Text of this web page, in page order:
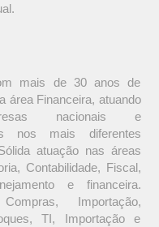
mais de 30 anos de
área Financeira, atuando
nacionais e
nos mais diferentes
atuação nas áreas
Contabilidade, Fiscal,
e financeira.
Importação,
TI, Importação e